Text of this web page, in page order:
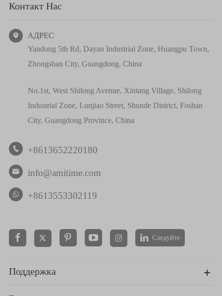
Контакт Нас

АДРЕС
Yandong 5th Rd, Dayan Industrial Zone, Huangpu Town,
Zhongshan City, Guangdong, China
No.1st, West Shilong Avenue, Xintang Village, Shilong
Industrial Zone, Lunjiao Street, Shunde District, Foshan
City, Guangdong Province, China
 +8613652220180
 info@amitime.com
+8613553302119
  Следуйте
Поддержка